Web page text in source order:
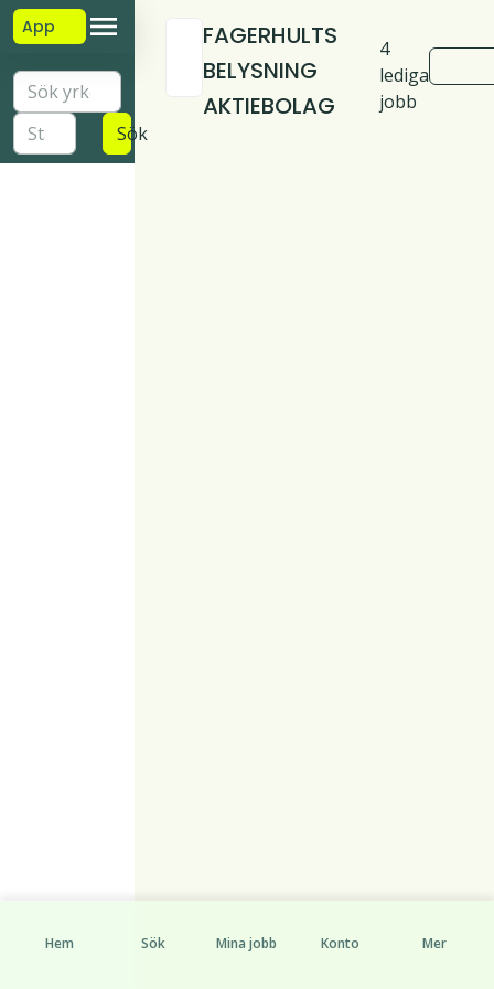
App
Sök
FAGERHULTS
BELYSNING
AKTIEBOLAG
4
lediga
jobb
Hem Sök Mina jobb Konto Mer